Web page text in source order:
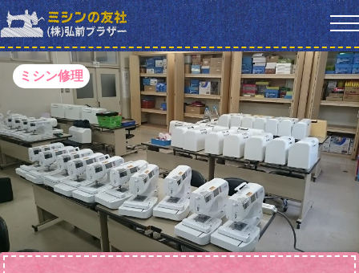
ミシン修理